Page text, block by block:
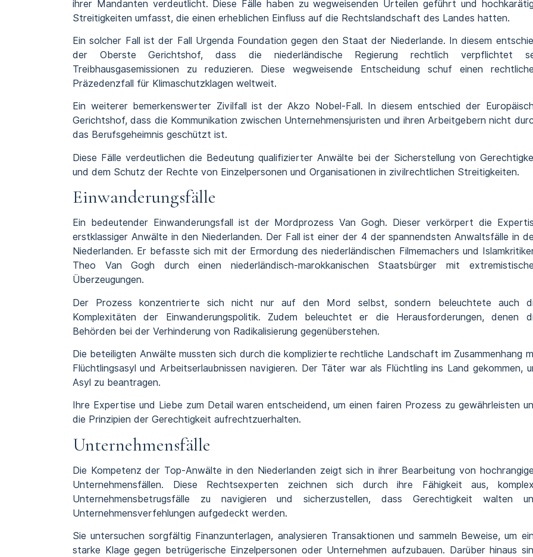
ihrer Mandanten verdeutlicht. Diese Fälle haben zu wegweisenden Urteilen geführt und
Streitigkeiten umfasst, die einen erheblichen Einfluss auf die Rechtslandschaft des Landes hatten.
Ein solcher Fall ist der Fall Urgenda Foundation gegen den Staat der Niederlande. In diesem
der Oberste Gerichtshof, dass die niederländische Regierung rechtlich verpflichtet
Treibhausgasemissionen zu reduzieren. Diese wegweisende Entscheidung schuf einen
Präzedenzfall für Klimaschutzklagen weltweit.
Ein weiterer bemerkenswerter Zivilfall ist der Akzo Nobel-Fall. In diesem entschied der
Gerichtshof, dass die Kommunikation zwischen Unternehmensjuristen und ihren Arbeitgebern nicht
das Berufsgeheimnis geschützt ist.
Diese Fälle verdeutlichen die Bedeutung qualifizierter Anwälte bei der Sicherstellung von
und dem Schutz der Rechte von Einzelpersonen und Organisationen in zivilrechtlichen Streitigkeiten.
Einwanderungsfälle
Ein bedeutender Einwanderungsfall ist der Mordprozess Van Gogh. Dieser verkörpert die
erstklassiger Anwälte in den Niederlanden. Der Fall ist einer der 4 der spannendsten Anwaltsfälle in
Niederlanden. Er befasste sich mit der Ermordung des niederländischen Filmemachers und
Theo Van Gogh durch einen niederländisch-marokkanischen Staatsbürger mit
Überzeugungen.
Der Prozess konzentrierte sich nicht nur auf den Mord selbst, sondern beleuchtete auch
Komplexitäten der Einwanderungspolitik. Zudem beleuchtet er die Herausforderungen, denen
Behörden bei der Verhinderung von Radikalisierung gegenüberstehen.
Die beteiligten Anwälte mussten sich durch die komplizierte rechtliche Landschaft im Zusammenhang
Flüchtlingsasyl und Arbeitserlaubnissen navigieren. Der Täter war als Flüchtling ins Land gekommen,
Asyl zu beantragen.
Ihre Expertise und Liebe zum Detail waren entscheidend, um einen fairen Prozess zu gewährleisten
die Prinzipien der Gerechtigkeit aufrechtzuerhalten.
Unternehmensfälle
Die Kompetenz der Top-Anwälte in den Niederlanden zeigt sich in ihrer Bearbeitung von
Unternehmensfällen. Diese Rechtsexperten zeichnen sich durch ihre Fähigkeit aus,
Unternehmensbetrugsfälle zu navigieren und sicherzustellen, dass Gerechtigkeit walten
Unternehmensverfehlungen aufgedeckt werden.
Sie untersuchen sorgfältig Finanzunterlagen, analysieren Transaktionen und sammeln Beweise, um
starke Klage gegen betrügerische Einzelpersonen oder Unternehmen aufzubauen. Darüber hinaus